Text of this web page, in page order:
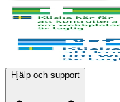
Hjälp och support